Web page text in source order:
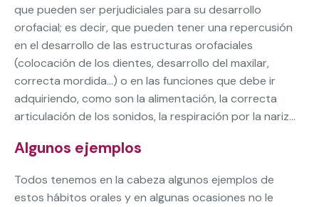
que pueden ser perjudiciales para su desarrollo
orofacial; es decir, que pueden tener una repercusión
en el desarrollo de las estructuras orofaciales
(colocación de los dientes, desarrollo del maxilar,
correcta mordida…) o en las funciones que debe ir
adquiriendo, como son la alimentación, la correcta
articulación de los sonidos, la respiración por la nariz…
Algunos ejemplos
Todos tenemos en la cabeza algunos ejemplos de
estos hábitos orales y en algunas ocasiones no le